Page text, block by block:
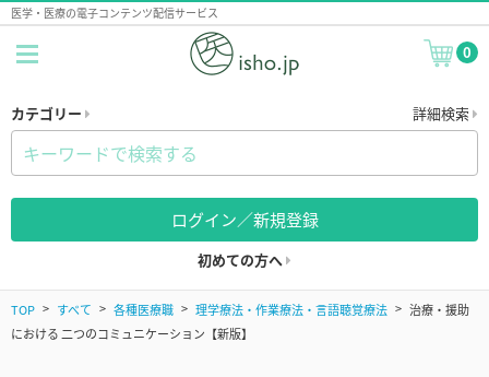
医学・医療の電子コンテンツ配信サービス
0
カテゴリー 詳細検索
ログイン／新規登録
初めての方へ
TOP すべて 各種医療職 理学療法・作業療法・言語聴覚療法
治療・援助
における 二つのコミュニケーション【新版】